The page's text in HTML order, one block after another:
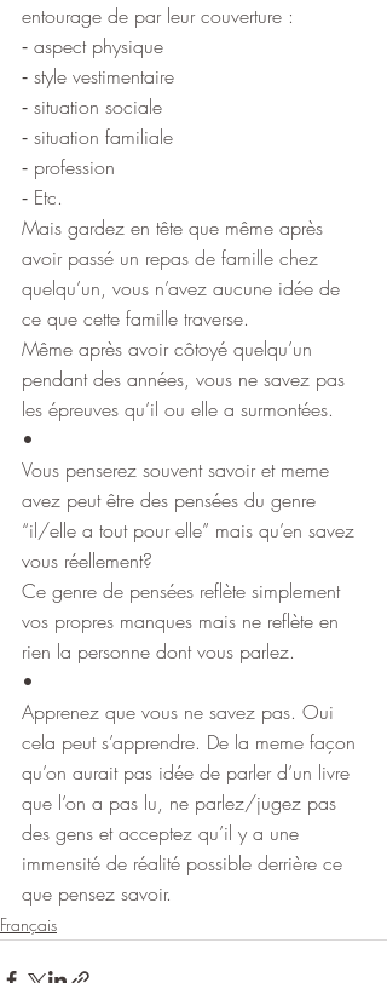
entourage de par leur couverture :
⁃ aspect physique
⁃ style vestimentaire
⁃ situation sociale
⁃ situation familiale
⁃ profession
⁃ Etc.
Mais gardez en tête que même après
avoir passé un repas de famille chez
quelqu’un, vous n’avez aucune idée de
ce que cette famille traverse.
Même après avoir côtoyé quelqu’un
pendant des années, vous ne savez pas
les épreuves qu’il ou elle a surmontées.
•
Vous penserez souvent savoir et meme
avez peut être des pensées du genre
“il/elle a tout pour elle” mais qu’en savez
vous réellement?
Ce genre de pensées reflète simplement
vos propres manques mais ne reflète en
rien la personne dont vous parlez.
•
Apprenez que vous ne savez pas. Oui
cela peut s’apprendre. De la meme façon
qu’on aurait pas idée de parler d’un livre
que l’on a pas lu, ne parlez/jugez pas
des gens et acceptez qu’il y a une
immensité de réalité possible derrière ce
que pensez savoir.
Français